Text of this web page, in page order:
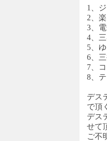
1、
2、
3、
4、
5、
6、
7、
8、
デス
で頂
デス
せて
ご不